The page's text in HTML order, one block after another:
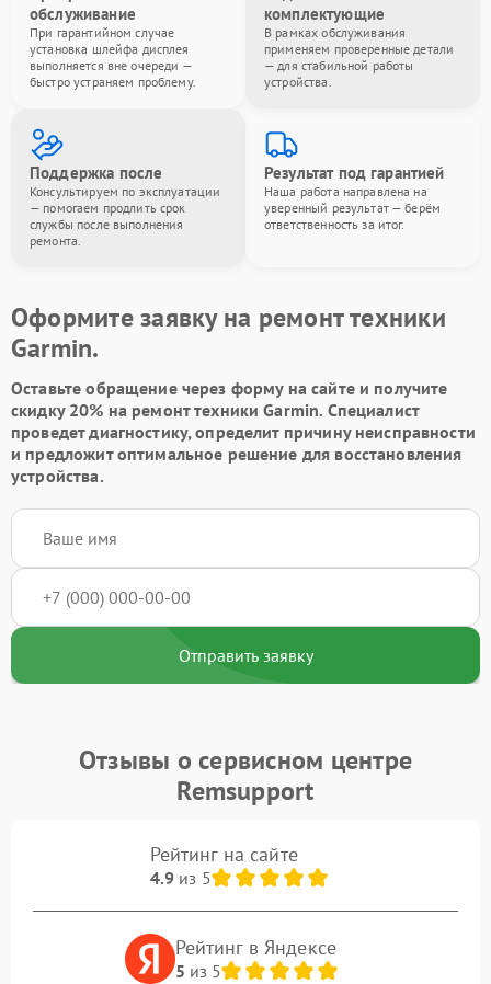
обслуживание
При гарантийном случае
установка шлейфа дисплея
выполняется вне очереди —
быстро устраняем проблему.
комплектующие
В рамках обслуживания
применяем проверенные детали
— для стабильной работы
устройства.
Поддержка после
Консультируем по эксплуатации
— помогаем продлить срок
службы после выполнения
ремонта.
Результат под гарантией
Наша работа направлена на
уверенный результат — берём
ответственность за итог.
Оформите заявку на ремонт техники
Garmin.
Оставьте обращение через форму на сайте и получите
скидку 20% на ремонт техники Garmin. Специалист
проведет диагностику, определит причину неисправности
и предложит оптимальное решение для восстановления
устройства.
Отправить заявку
Отзывы о сервисном центре
Remsupport
Рейтинг на сайте
4.9из 5
Рейтинг в Яндексе
5 из 5